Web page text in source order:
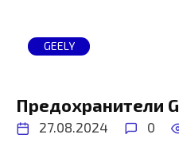
GEELY
Предохранители
27.08.2024 0